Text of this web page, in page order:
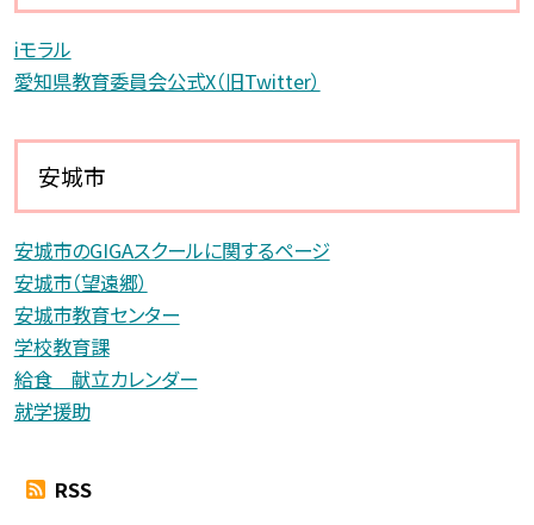
iモラル
愛知県教育委員会公式X（旧Twitter）
安城市
安城市のGIGAスクールに関するページ
安城市（望遠郷）
安城市教育センター
学校教育課
給食 献立カレンダー
就学援助
RSS